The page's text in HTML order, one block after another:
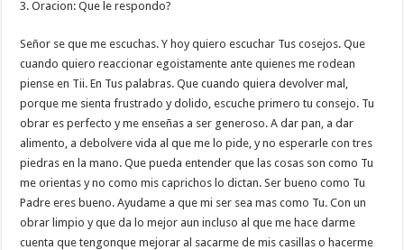
3. Oracion: Que le respondo?
Señor se que me escuchas. Y hoy quiero escuchar Tus cosejos. Que
cuando quiero reaccionar egoistamente ante quienes me rodean
piense en Tii. En Tus palabras. Que cuando quiera devolver mal,
porque me sienta frustrado y dolido, escuche primero tu consejo. Tu
obrar es perfecto y me enseñas a ser generoso. A dar pan, a dar
alimento, a debolvere vida al que me lo pide, y no esperarle con tres
piedras en la mano. Que pueda entender que las cosas son como Tu
me orientas y no como mis caprichos lo dictan. Ser bueno como Tu
Padre eres bueno. Ayudame a que mi ser sea mas como Tu. Con un
obrar limpio y que da lo mejor aun incluso al que me hace darme
cuenta que tengonque mejorar al sacarme de mis casillas o hacerme